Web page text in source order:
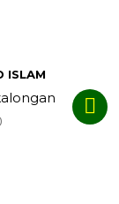
ISLAM